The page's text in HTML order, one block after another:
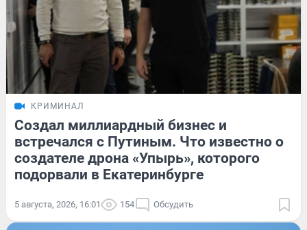
КРИМИНАЛ
Создал миллиардный бизнес и
встречался с Путиным. Что известно о
создателе дрона «Упырь», которого
подорвали в Екатеринбурге
5 августа, 2026, 16:01 154 Обсудить